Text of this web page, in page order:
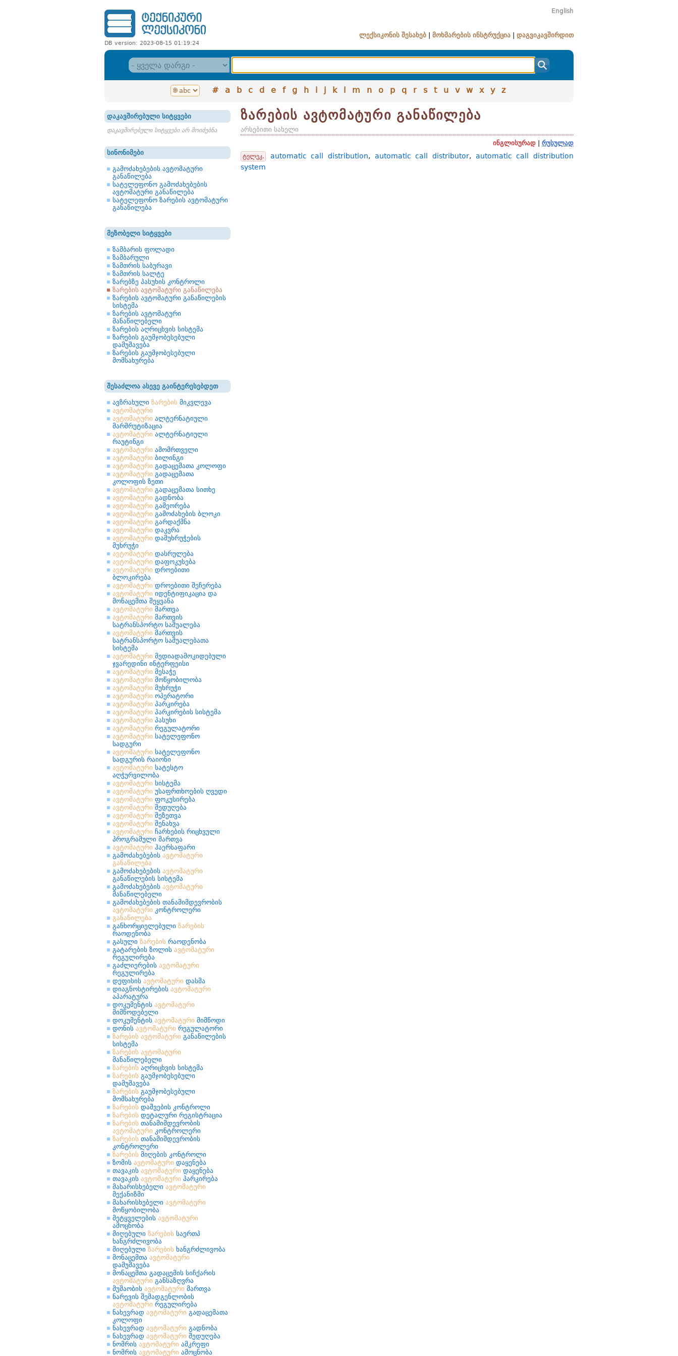
DB version: 2023-08-15 01:19:24
English
ლექსიკონის შესახებ მოხმარების ინსტრუქცია დაგვიკავშირდით
# a b c d e f g h i j k l m n o p q r s t u v w x y z
დაკავშირებული სიტყვები
დაკავშირებული სიტყვები არ მოიძებნა
სინონიმები
გამოძახებების ავტომატური
განაწილება
სატელეფონო გამოძახებების
ავტომატური განაწილება
სატელეფონო ზარების ავტომატური
განაწილება
მეზობელი სიტყვები
ზამბარის ფოლადი
ზამბარული
ზამთრის საბურავი
ზამთრის სალტე
ზარებზე პასუხის კონტროლი
ზარების ავტომატური განაწილება
ზარების ავტომატური განაწილების
სისტემა
ზარების ავტომატური
მანაწილებელი
ზარების აღრიცხვის სისტემა
ზარების გაუმჯობესებული
დამუშავება
ზარების გაუმჯობესებული
მომსახურება
შესაძლოა ასევე გაინტერესებდეთ
ავზრახული ზარების მიკვლევა
ავტომატური
ავტომატური ალტერნატიული
მარშრუტიზაცია
ავტომატური ალტერნატიული
რაუტინგი
ავტომატური ამომრთველი
ავტომატური ბილინგი
ავტომატური გადაცემათა კოლოფი
ავტომატური გადაცემათა
კოლოფის ზეთი
ავტომატური გადაცემათა სითხე
ავტომატური გადნობა
ავტომატური გამეორება
ავტომატური გამოძახების ბლოკი
ავტომატური გარდაქმნა
ავტომატური დაკვრა
ავტომატური დამუხრუჭების
მუხრუჭი
ავტომატური დასრულება
ავტომატური დაფოკუსება
ავტომატური დროებითი
ბლოკირება
ავტომატური დროებითი შეჩერება
ავტომატური იდენტიფიკაცია და
მონაცემთა შეყვანა
ავტომატური მართვა
ავტომატური მართვის
სატრანსპორტო საშუალება
ავტომატური მართვის
სატრანსპორტო საშუალებათა
სისტემა
ავტომატური მედიადამოკიდებული
ჯვარედინი ინტერფეისი
ავტომატური მესაჭე
ავტომატური მოწყობილობა
ავტომატური მუხრუჭი
ავტომატური ოპერატორი
ავტომატური პარკირება
ავტომატური პარკირების სისტემა
ავტომატური პასუხი
ავტომატური რეგულატორი
ავტომატური სატელეფონო
სადგური
ავტომატური სატელეფონო
სადგურის რაიონი
ავტომატური სატესტო
აღჭურვილობა
ავტომატური სისტემა
ავტომატური უსაფრთხოების ღვედი
ავტომატური ფოკუსირება
ავტომატური შედუღება
ავტომატური შეზეთვა
ავტომატური შენახვა
ავტომატური ჩარხების რიცხვული
პროგრამული მართვა
ავტომატური ჰაერსაფარი
გამოძახებების ავტომატური
განაწილება
გამოძახებების ავტომატური
განაწილების სისტემა
გამოძახებების ავტომატური
მანაწილებელი
გამოძახებების თანამიმდევრობის
ავტომატური კონტროლერი
განაწილება
განხორციელებული ზარების
რაოდენობა
გასული ზარების რაოდენობა
გატარების ზოლის ავტომატური
რეგულირება
გაძლიერების ავტომატური
რეგულირება
დეფისის ავტომატური დასმა
დიაგნოსტირების ავტომატური
აპარატურა
დოკუმენტის ავტომატური
მიმწოდებელი
დოკუმენტის ავტომატური მიმწოდი
დონის ავტომატური რეგულატორი
ზარების ავტომატური განაწილების
სისტემა
ზარების ავტომატური
მანაწილებელი
ზარების აღრიცხვის სისტემა
ზარების გაუმჯობესებული
დამუშავება
ზარების გაუმჯობესებული
მომსახურება
ზარების დაშვების კონტროლი
ზარების დეტალური რეგისტრაცია
ზარების თანამიმდევრობის
ავტომატური კონტროლერი
ზარების თანამიმდევრობის
კონტროლერი
ზარების მიღების კონტროლი
ზომის ავტომატური დაყენება
თავაკის ავტომატური დაყენება
თავაკის ავტომატური პარკირება
მახარისხებელი ავტომატური
მექანიზმი
მახარისხებელი ავტომატური
მოწყობილობა
მეტყველების ავტომატური
ამოცნობა
მიღებული ზარების საერთპ
ხანგრძლივობა
მიღებული ზარების ხანგრძლივობა
მონაცემთა ავტომატური
დამუშავება
მონაცემთა გადაცემის სიჩქარის
ავტომატური განსაზღვრა
მუშაობის ავტომატური მართვა
ნარევის შემადგენლობის
ავტომატური რეგულირება
ნახევრად ავტომატური გადაცემათა
კოლოფი
ნახევრად ავტომატური გადნობა
ნახევრად ავტომატური შედუღება
ნომრის ავტომატური ამკრეფი
ნომრის ავტომატური ამოცნობა
ზარების ავტომატური განაწილება
არსებითი სახელი
ინგლისურად
რუსულად
ტელეკ. automatic call distribution, automatic call distributor, automatic call distribution
system